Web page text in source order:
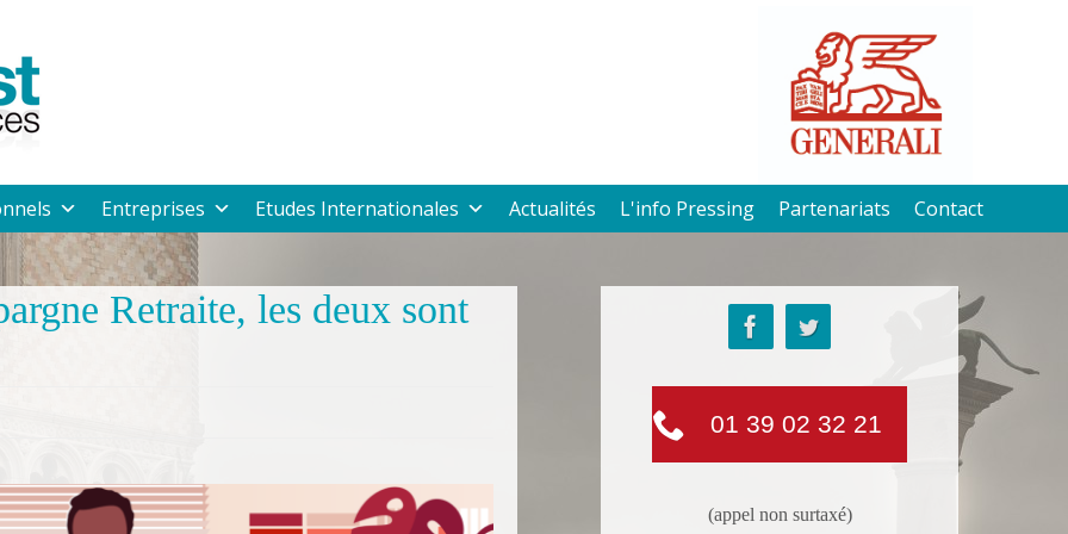
Entreprises Etudes Internationales Actualités L'info Pressing Partenariats Contact
Retraite, les deux sont
01 39 02 32 21
(appel non surtaxé)